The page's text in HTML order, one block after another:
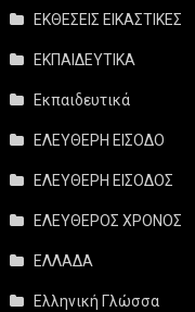
ΕΚΘΕΣΕΙΣ ΕΙΚΑΣΤΙΚΕΣ
ΕΚΠΑΙΔΕΥΤΙΚΑ
Εκπαιδευτικά
ΕΛΕΥΘΕΡΗ ΕΙΣΟΔΟ
ΕΛΕΥΘΕΡΗ ΕΙΣΟΔΟΣ
ΕΛΕΥΘΕΡΟΣ ΧΡΟΝΟΣ
ΕΛΛΑΔΑ
Ελληνική Γλώσσα